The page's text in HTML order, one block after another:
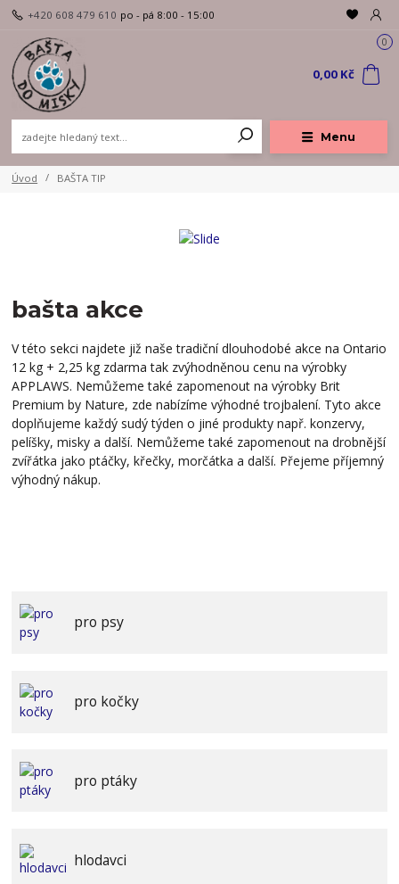
Menu
+420 608 479 610 po - pá 8:00 - 15:00
0
0,00 Kč
Úvod BAŠTA TIP
bašta akce
V této sekci najdete již naše tradiční dlouhodobé akce na Ontario
12 kg + 2,25 kg zdarma tak zvýhodněnou cenu na výrobky
APPLAWS. Nemůžeme také zapomenout na výrobky Brit
Premium by Nature, zde nabízíme výhodné trojbalení. Tyto akce
doplňujeme každý sudý týden o jiné produkty např. konzervy,
pelíšky, misky a další. Nemůžeme také zapomenout na drobnější
zvířátka jako ptáčky, křečky, morčátka a další. Přejeme příjemný
výhodný nákup.
pro psy
pro kočky
pro ptáky
hlodavci